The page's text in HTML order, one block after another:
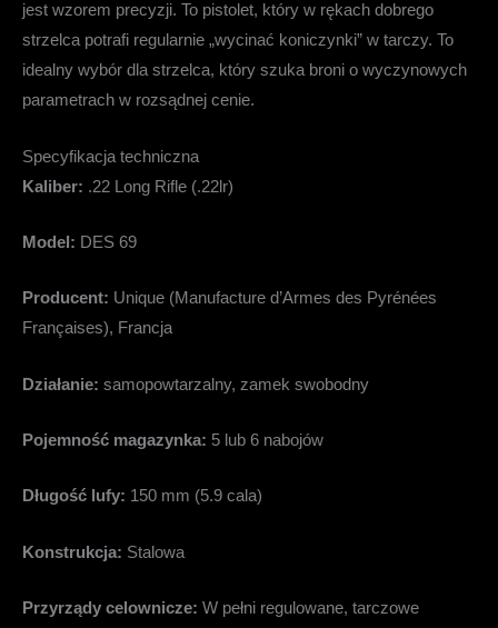
jest wzorem precyzji. To pistolet, który w rękach dobrego
strzelca potrafi regularnie „wycinać koniczynki” w tarczy. To
idealny wybór dla strzelca, który szuka broni o wyczynowych
parametrach w rozsądnej cenie.
Specyfikacja techniczna
Kaliber: .22 Long Rifle (.22lr)
Model: DES 69
Producent: Unique (Manufacture d’Armes des Pyrénées
Françaises), Francja
Działanie: samopowtarzalny, zamek swobodny
Pojemność magazynka: 5 lub 6 nabojów
Długość lufy: 150 mm (5.9 cala)
Konstrukcja: Stalowa
Przyrządy celownicze: W pełni regulowane, tarczowe